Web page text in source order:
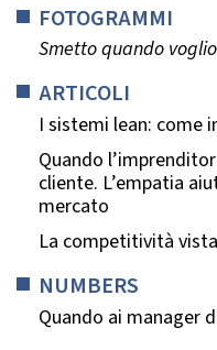
FOTOGRAMMI
Smetto quando voglio
ARTICOLI
I sistemi lean: come
Quando
cliente. L’empatia
mercato
La competitività
NUMBERS
Quando ai manager